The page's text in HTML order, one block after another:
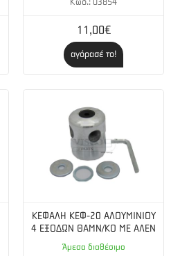
Κωδ.: 03854
11,00€
αγόρασέ το!
ΚΕΦΑΛΗ ΚΕΦ-20 ΑΛΟΥΜΙΝΙΟΥ
4 ΕΞΟΔΩΝ ΘΑΜΝ/ΚΟ ΜΕ ΑΛΕΝ
Άμεσα διαθέσιμο